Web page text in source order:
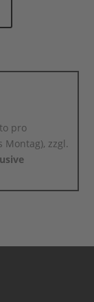
pro
zzgl.